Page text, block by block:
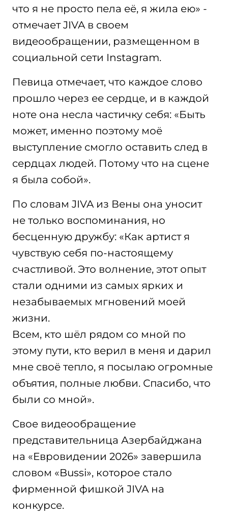
что я не просто пела её, я жила ею» -
отмечает JIVA в своем
видеообращении, размещенном в
социальной сети Instagram.
Певица отмечает, что каждое слово
прошло через ее сердце, и в каждой
ноте она несла частичку себя: «Быть
может, именно поэтому моё
выступление смогло оставить след в
сердцах людей. Потому что на сцене
я была собой».
По словам JIVA из Вены она уносит
не только воспоминания, но
бесценную дружбу: «Как артист я
чувствую себя по-настоящему
счастливой. Это волнение, этот опыт
стали одними из самых ярких и
незабываемых мгновений моей
жизни.
Всем, кто шёл рядом со мной по
этому пути, кто верил в меня и дарил
мне своё тепло, я посылаю огромные
объятия, полные любви. Спасибо, что
были со мной».
Свое видеообращение
представительница Азербайджана
на «Евровидении 2026» завершила
словом «Bussi», которое стало
фирменной фишкой JIVA на
конкурсе.